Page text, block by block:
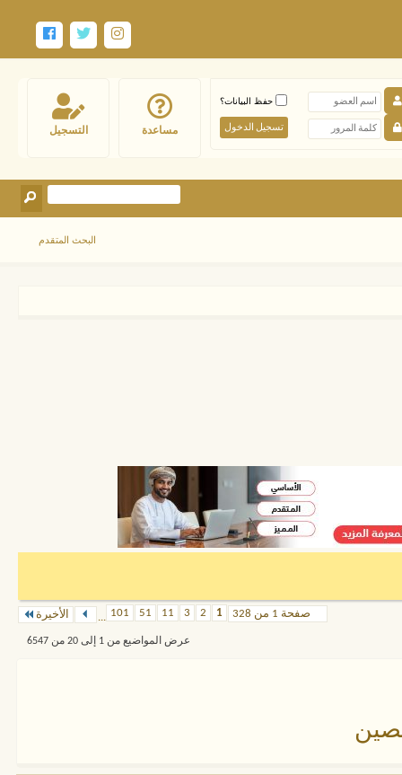
التسجيل مساعدة
حفظ البيانات؟
البحث المتقدم
صفحة 1 من 328 1
2
3
11
51
101
... الأخيرة
عرض المواضيع من 1 إلى 20 من 6547